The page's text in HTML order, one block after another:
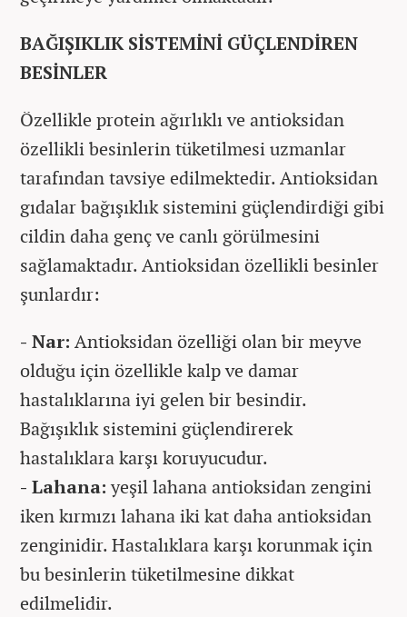
BAĞIŞIKLIK SİSTEMİNİ GÜÇLENDİREN
BESİNLER
Özellikle protein ağırlıklı ve antioksidan
özellikli besinlerin tüketilmesi uzmanlar
tarafından tavsiye edilmektedir. Antioksidan
gıdalar bağışıklık sistemini güçlendirdiği gibi
cildin daha genç ve canlı görülmesini
sağlamaktadır. Antioksidan özellikli besinler
şunlardır:
- Nar: Antioksidan özelliği olan bir meyve
olduğu için özellikle kalp ve damar
hastalıklarına iyi gelen bir besindir.
Bağışıklık sistemini güçlendirerek
hastalıklara karşı koruyucudur.
- Lahana:yeşil lahana antioksidan zengini
iken kırmızı lahana iki kat daha antioksidan
zenginidir. Hastalıklara karşı korunmak için
bu besinlerin tüketilmesine dikkat
edilmelidir.